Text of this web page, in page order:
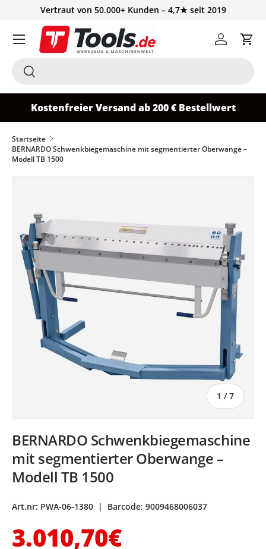
Vertraut von 50.000+ Kunden – 4,7★ seit 2019
Suchen
Suchen
Einloggen
Kostenfreier Versand ab 200 € Bestellwert
Startseite
BERNARDO Schwenkbiegemaschine mit segmentierter Oberwange –
Modell TB 1500
1 /von
7
BERNARDO Schwenkbiegemaschine
mit segmentierter Oberwange –
Modell TB 1500
Art.nr: PWA-06-1380 | Barcode: 9009468006037
Normaler Preis
3.010,70€